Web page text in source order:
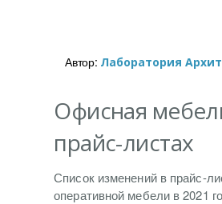
Автор: Лаборатория
Офисная
прайс-листах
Список изменений в прайс-
оперативной мебели в 2021